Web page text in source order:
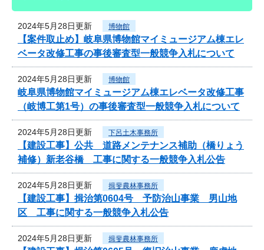
2024年5月28日更新 博物館
【案件取止め】岐阜県博物館マイミュージアム棟エレ
ベータ改修工事の事後審査型一般競争入札について
2024年5月28日更新 博物館
岐阜県博物館マイミュージアム棟エレベータ改修工事
（岐博工第1号）の事後審査型一般競争入札について
2024年5月28日更新 下呂土木事務所
【建設工事】公共 道路メンテナンス補助（橋りょう
補修）新老谷橋 工事に関する一般競争入札公告
2024年5月28日更新 揖斐農林事務所
【建設工事】揖治第0604号 予防治山事業 男山地
区 工事に関する一般競争入札公告
2024年5月28日更新 揖斐農林事務所